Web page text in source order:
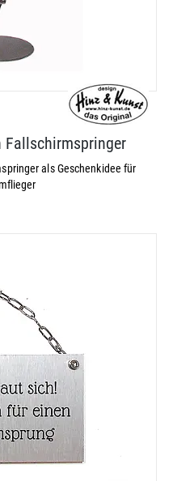
Fallschirmspringer
als Geschenkidee für